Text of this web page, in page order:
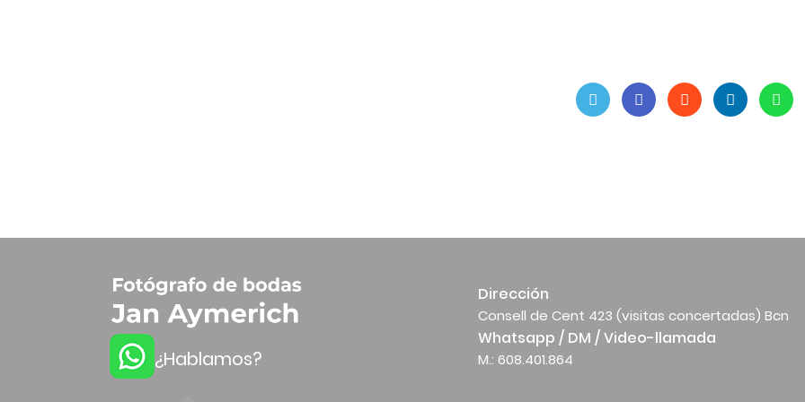
¿Hablamos?
Dirección
Consell de Cent 423 (visitas concertadas) Bcn
Whatsapp / DM / Video-llamada
M.: 608.401.864